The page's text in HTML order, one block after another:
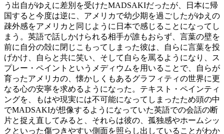
う出自がゆえに差別を受けたMADSAKIだったが、日本に帰
国すると今度は逆に、アメリカで幼少期を過ごしたがゆえの
疎外感をアメリカと同じように日本で感じることになってし
まう。英語で話しかけられる相手が誰もおらず、言葉の壁を
前に自分の殻に閉じこもってしまった彼は、自らに言葉を投
げかけ、自らと共に笑い、そして自らを罵るようになり、ス
プレー・ペイントというメディウムを用いることで、自らが
育ったアメリカの、懐かしくもあるグラフィティの世界に更
なる心の安寧を求めるようになった。テキスト・ペインティ
ングを、もはや現実には不可能になってしまったため頭の中
でMADSAKIが想像するようになっていた英語での会話の断
片と捉え直してみると、それらは彼の、孤独感やホームシッ
クといった傷つきやすい側面を照らし出していることがわか